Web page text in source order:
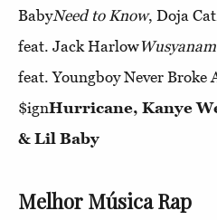
BabyNeed to Know, Doja Cat
feat. Jack Harlow
feat. Youngboy Never Broke
$ignHurricane, Kanye
& Lil Baby
Melhor Música Rap